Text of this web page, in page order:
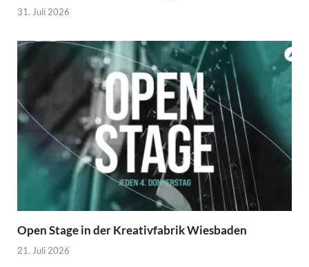
31. Juli 2026
Open Stage in der Kreativfabrik Wiesbaden
21. Juli 2026